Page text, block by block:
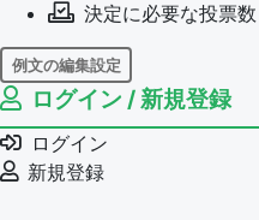
決定に必要な投票
例文の編集設定
例文の編集権限を持
例文の編集を審査す
例文の削除を審査する
審査に対する投票権
ログイン / 新規登録
ログイン
新規登録